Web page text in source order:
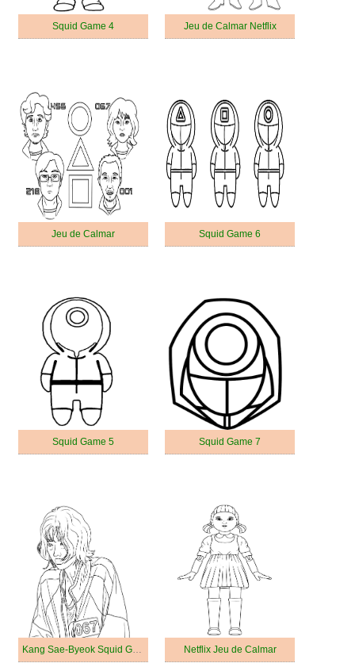
Squid Game 4 Jeu de Calmar Netflix
Jeu de Calmar Squid Game 6
Squid Game 5 Squid Game 7
Kang Sae-Byeok Squid Game Netflix Jeu de Calmar